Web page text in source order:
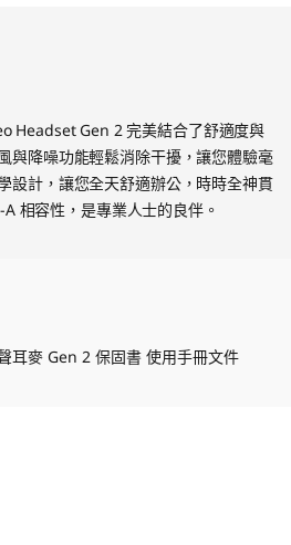
Headset Gen 2 完美結合了舒適度與
與降噪功能輕鬆消除干擾，讓您體驗毫
設計，讓您全天舒適辦公，時時全神貫
相容性，是專業人士的良伴。
耳麥 Gen 2 保固書 使用手冊文件